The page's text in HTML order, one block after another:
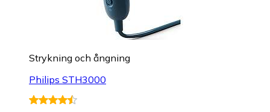
Strykning och ångning
Philips STH3000